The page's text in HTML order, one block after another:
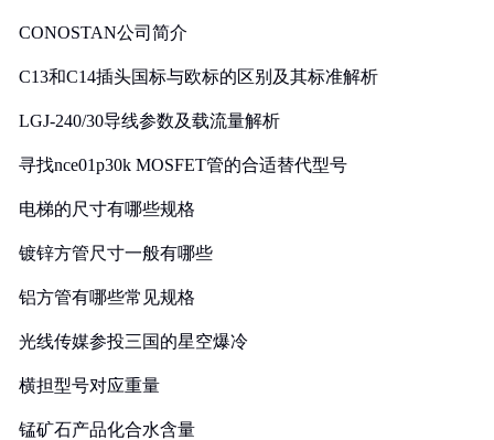
CONOSTAN公司简介
C13和C14插头国标与欧标的区别及其标准解析
LGJ-240/30导线参数及载流量解析
寻找nce01p30k MOSFET管的合适替代型号
电梯的尺寸有哪些规格
镀锌方管尺寸一般有哪些
铝方管有哪些常见规格
光线传媒参投三国的星空爆冷
横担型号对应重量
锰矿石产品化合水含量